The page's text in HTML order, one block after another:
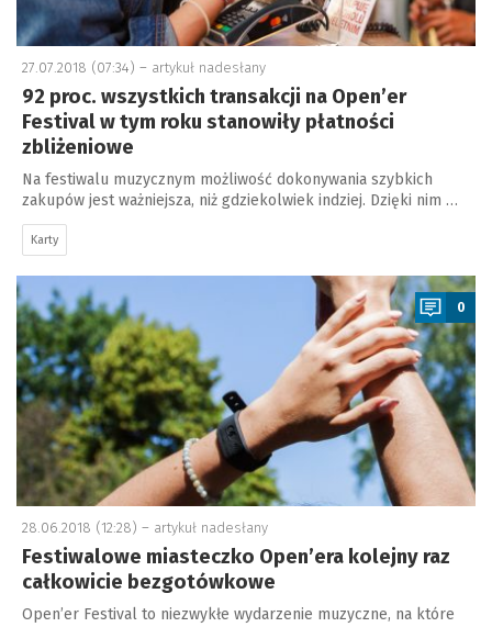
27.07.2018 (07:34) – artykuł nadesłany
92 proc. wszystkich transakcji na Open’er
Festival w tym roku stanowiły płatności
zbliżeniowe
Na festiwalu muzycznym możliwość dokonywania szybkich
zakupów jest ważniejsza, niż gdziekolwiek indziej. Dzięki nim …
Karty
a
0
28.06.2018 (12:28) – artykuł nadesłany
Festiwalowe miasteczko Open’era kolejny raz
całkowicie bezgotówkowe
Open’er Festival to niezwykłe wydarzenie muzyczne, na które